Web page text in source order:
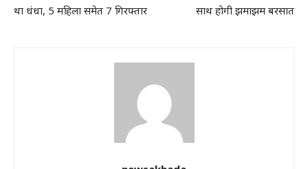
था धंधा, 5 महिला समेत 7 गिरफ्तार
साथ होगी झमाझम बरसात